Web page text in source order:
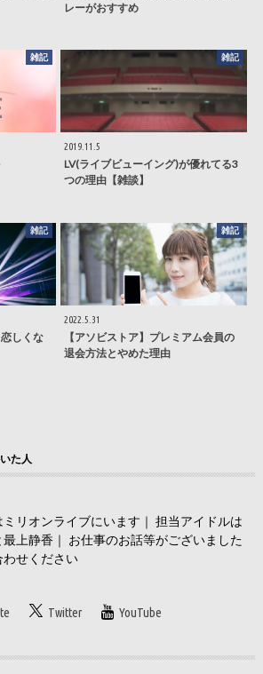
レーがおすすめ
雑記 雑記
2019.11.5
LV(ライブビューイング)が優れてる3
つの理由【雑談】
雑記
しくな
雑記
2022.5.31
【アソビストア】プレミアム会員の
退会方法とやめた理由
た人
リオンライブにいます｜ 担当アイドルは
上静香｜ お仕事のお話等がございました
わせください
Twitter YouTube